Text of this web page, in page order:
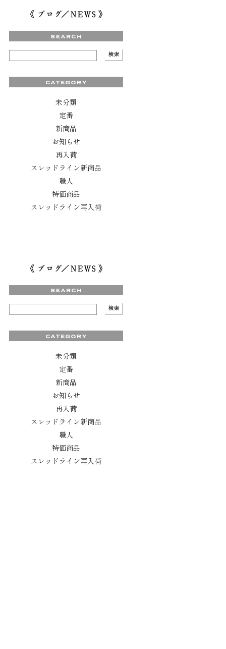
未分類
定番
新商品
お知らせ
再入荷
スレッドライン新商品
職人
特価商品
スレッドライン再入荷
未分類
定番
新商品
お知らせ
再入荷
スレッドライン新商品
職人
特価商品
スレッドライン再入荷